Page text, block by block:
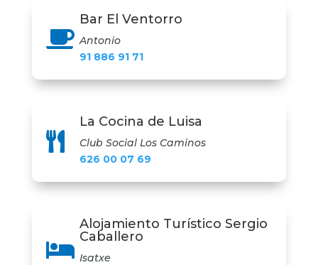

Bar El Ventorro
Antonio
91 886 91 71

La Cocina de Luisa
Club Social Los Caminos
626 00 07 69

Alojamiento Turístico Sergio
Caballero
Isatxe